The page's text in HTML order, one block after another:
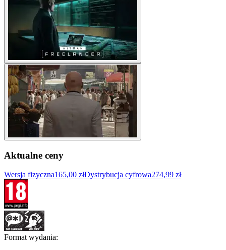
Aktualne ceny
Wersja fizyczna165,00 złDystrybucja cyfrowa274,99 zł
Format wydania: